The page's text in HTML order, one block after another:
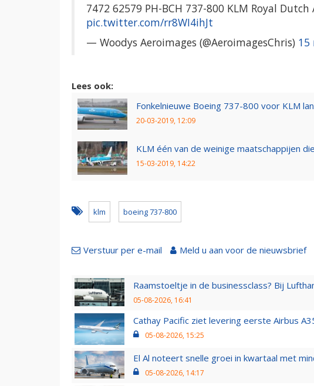
7472 62579 PH-BCH 737-800 KLM Royal Dutch
pic.twitter.com/rr8WI4ihJt
— Woodys Aeroimages (@AeroimagesChris) 15
Lees ook:
Fonkelnieuwe Boeing 737-800 voor KLM
20-03-2019, 12:09
KLM één van de weinige maatschappijen
15-03-2019, 14:22
klm boeing 737-800
Verstuur per e-mail Meld u aan voor de nieuwsbrief
Raamstoeltje in de businessclass? Bij
05-08-2026, 16:41
Cathay Pacific ziet levering eerste Airbus
05-08-2026, 15:25
El Al noteert snelle groei in kwartaal met
05-08-2026, 14:17